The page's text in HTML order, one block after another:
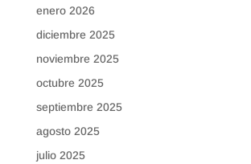
enero 2026
diciembre 2025
noviembre 2025
octubre 2025
septiembre 2025
agosto 2025
julio 2025